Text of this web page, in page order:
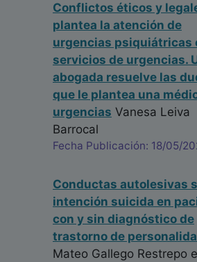
Conflictos éticos y
plantea la atención de
urgencias psiquiátricas
servicios de urgencias.
abogada resuelve las
que le plantea una
urgencias Vanesa Leiva
Barrocal
Fecha Publicación: 18/05/
Conductas autolesivas
intención suicida en
con y sin diagnóstico de
trastorno de
Mateo Gallego Restrepo